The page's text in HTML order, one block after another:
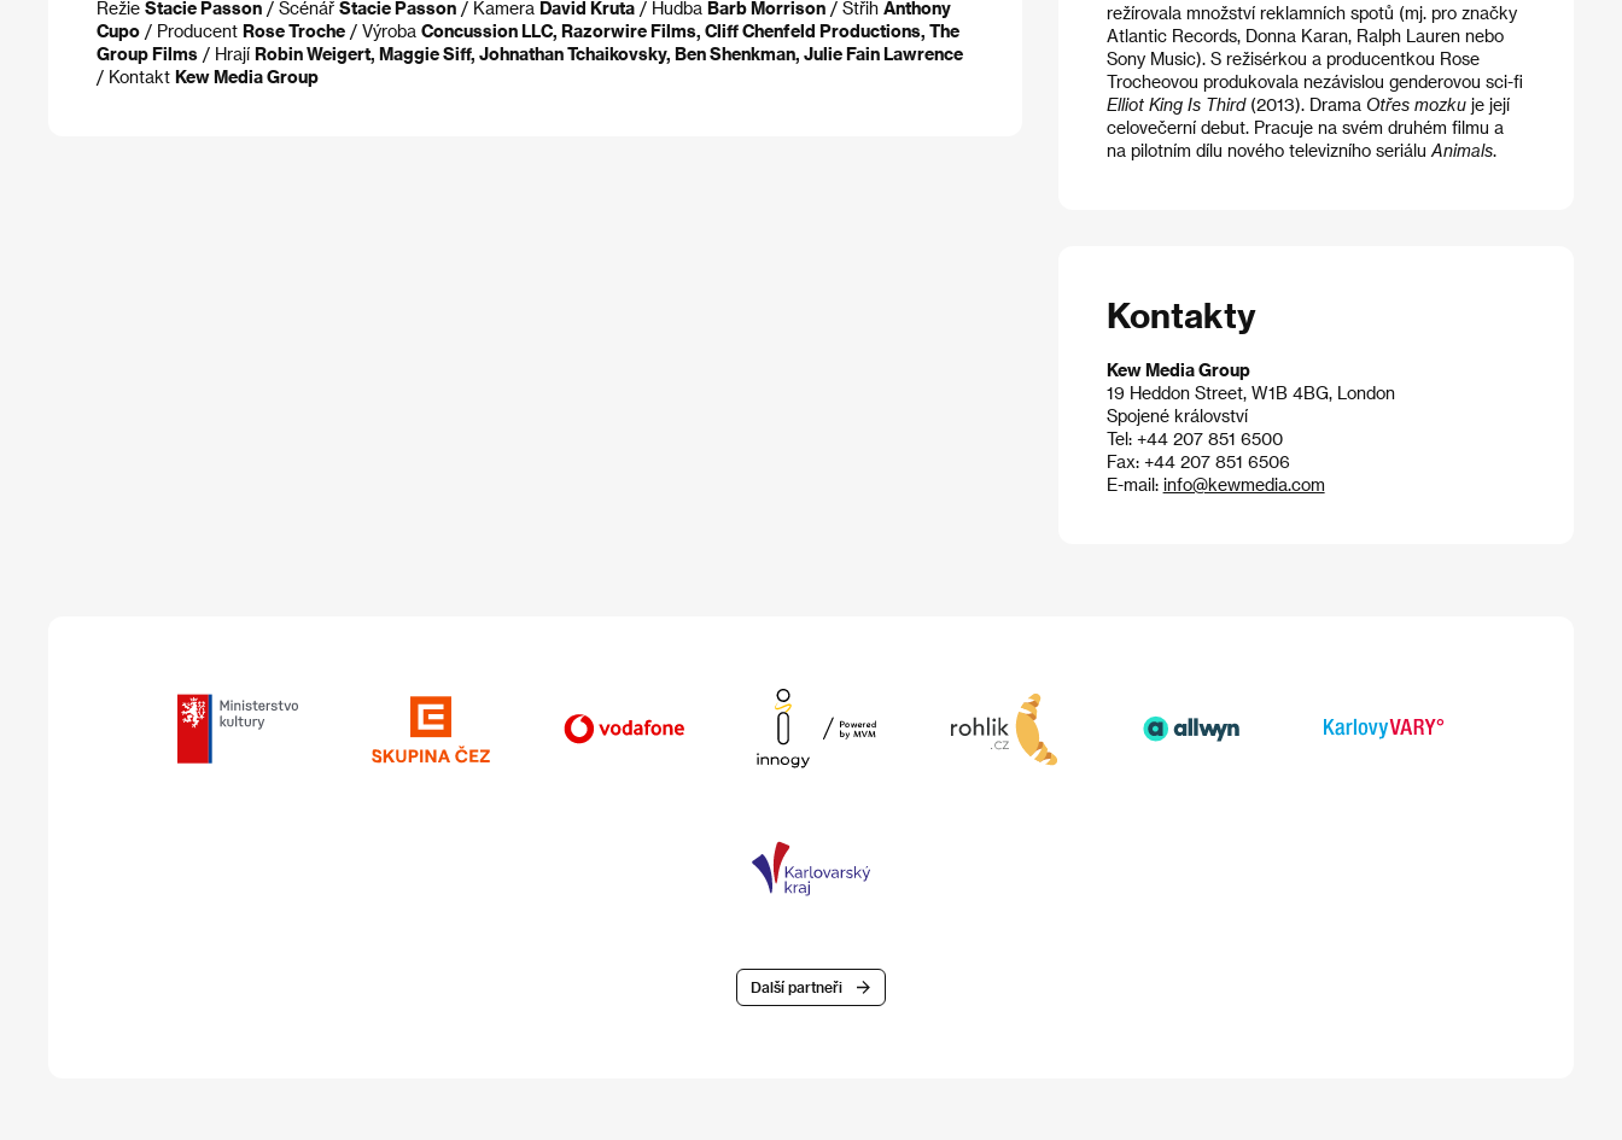
Režie Stacie Passon / Scénář Stacie Passon / Kamera David Kruta / Hudba Barb Morrison / Střih Anthony
Cupo / Producent Rose Troche / Výroba Concussion LLC, Razorwire Films, Cliff Chenfeld Productions, The
Group Films / Hrají Robin Weigert, Maggie Siff, Johnathan Tchaikovsky, Ben Shenkman, Julie Fain Lawrence
/ Kontakt Kew Media Group
režírovala množství reklamních spotů (mj. pro značky
Atlantic Records, Donna Karan, Ralph Lauren nebo
Sony Music). S režisérkou a producentkou Rose
Trocheovou produkovala nezávislou genderovou sci-fi
Elliot King Is Third(2013). Drama Otřes mozkuje její
celovečerní debut. Pracuje na svém druhém filmu a
na pilotním dílu nového televizního seriálu Animals.
Kontakty
Kew Media Group
19 Heddon Street, W1B 4BG, London
Spojené království
Tel: +44 207 851 6500
Fax: +44 207 851 6506
E-mail: info@kewmedia.com
Další partneři